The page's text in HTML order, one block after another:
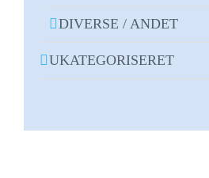
DIVERSE / ANDET
UKATEGORISERET